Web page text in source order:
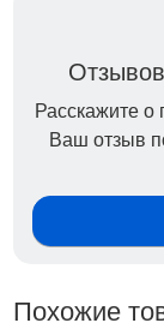
Расскажите о
Ваш отзыв
Похожие